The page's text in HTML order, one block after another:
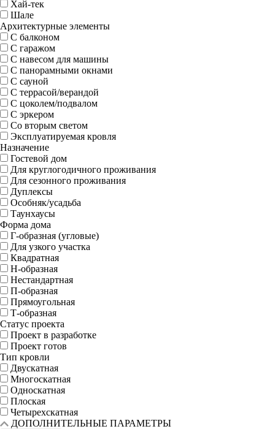
Хай-тек
Шале
Архитектурные элементы
С балконом
С гаражом
С навесом для машины
С панорамными окнами
С сауной
С террасой/верандой
С цоколем/подвалом
С эркером
Со вторым светом
Эксплуатируемая кровля
Назначение
Гостевой дом
Для круглогодичного проживания
Для сезонного проживания
Дуплексы
Особняк/усадьба
Таунхаусы
Форма дома
Г-образная (угловые)
Для узкого участка
Квадратная
Н-образная
Нестандартная
П-образная
Прямоугольная
Т-образная
Статус проекта
Проект в разработке
Проект готов
Тип кровли
Двускатная
Многоскатная
Односкатная
Плоская
Четырехскатная
ДОПОЛНИТЕЛЬНЫЕ ПАРАМЕТРЫ